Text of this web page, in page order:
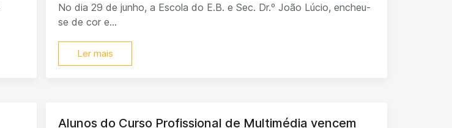
No dia 29 de junho, a Escola do E.B. e Sec. Dr.º João Lúcio, encheu-
se de cor e...
Ler mais
Alunos do Curso Profissional de Multimédia vencem